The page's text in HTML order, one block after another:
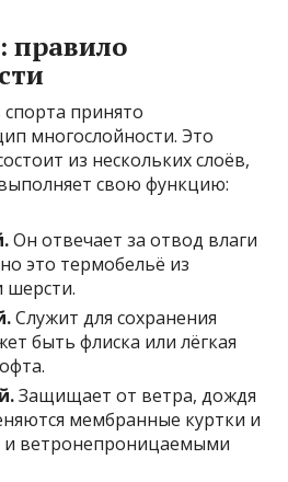
правило
принято
многослойности. Это
из нескольких слоёв,
свою функцию:
Он отвечает за отвод влаги
это термобельё из
шерсти.
Служит для сохранения
быть флиска или лёгкая
Защищает от ветра, дождя
мембранные куртки и
и ветронепроницаемыми